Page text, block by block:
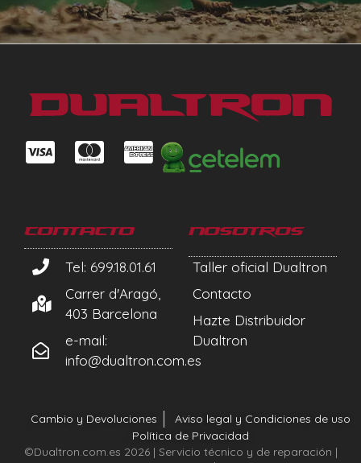
Contacto
Tel: 699.18.01.61
Carrer d'Aragó,
403 Barcelona
e-mail:
info@dualtron.com.es
Nosotros
Taller oficial Dualtron
Contacto
Hazte Distribuidor
Dualtron
Cambio y Devoluciones
Aviso legal y Condiciones de uso
Política de Privacidad
©Dualtron.com.es 2026 | Servicio técnico y de reparación |